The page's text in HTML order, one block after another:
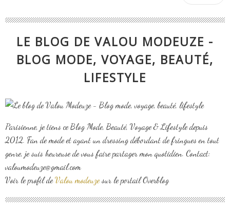
LE BLOG DE VALOU MODEUZE -
BLOG MODE, VOYAGE, BEAUTÉ,
LIFESTYLE
Parisienne, je tiens ce Blog Mode, Beauté, Voyage & Lifestyle depuis
2012. Fan de mode et ayant un dressing débordant de fringues en tout
genre, je suis heureuse de vous faire partager mon quotidien. Contact:
valoumodeuze@gmail.com
Voir le profil deValou modeuzesur le portail Overblog